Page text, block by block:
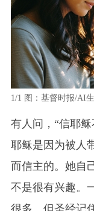
1/1 图：基督时报/AI
有人问，“信耶
耶稣是因为被人
而信主的。她自
不是很有兴趣。